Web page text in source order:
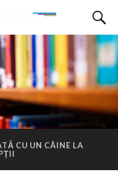
CU UN CÂINE LA